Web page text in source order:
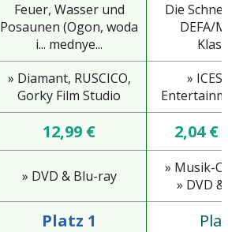
Feuer, Wasser und
Posaunen (Ogon, woda
i... mednye...
Die
DEFA/
» Diamant, RUSCICO,
Gorky Film Studio
»
12,99 € 2,04 €
» DVD & Blu-ray
» Musik-
» DVD
Platz 1